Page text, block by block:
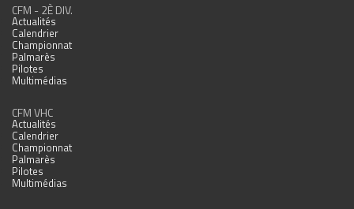
CFM - 2È DIV.
Actualités
Calendrier
Championnat
Palmarès
Pilotes
Multimédias
CFM VHC
Actualités
Calendrier
Championnat
Palmarès
Pilotes
Multimédias